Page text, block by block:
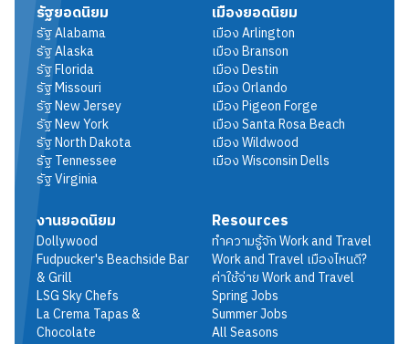
รัฐยอดนิยม
รัฐAlabama
รัฐAlaska
รัฐFlorida
รัฐMissouri
รัฐNew Jersey
รัฐNew York
รัฐNorth Dakota
รัฐTennessee
รัฐVirginia
เมืองยอดนิยม
เมืองArlington
เมืองBranson
เมืองDestin
เมืองOrlando
เมืองPigeon Forge
เมืองSanta Rosa Beach
เมืองWildwood
เมืองWisconsin Dells
งานยอดนิยม
Dollywood
Fudpucker's Beachside Bar
& Grill
LSG Sky Chefs
La Crema Tapas &
Chocolate
Resources
ทำความรู้จัก Work and Travel
Work and Travel เมืองไหนดี?
ค่าใช้จ่าย Work and Travel
Spring Jobs
Summer Jobs
All Seasons